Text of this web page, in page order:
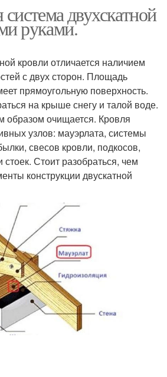
двухскатной
руками.
кровли отличается наличием
с двух сторон. Площадь
прямоугольную поверхность.
на крыше снегу и талой воде.
образом очищается. Кровля
узлов: мауэрлата, системы
свесов кровли, подкосов,
Стоит разобраться, чем
конструкции двускатной